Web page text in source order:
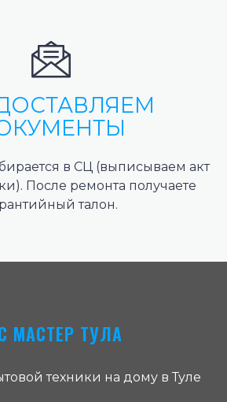
в СЦ (выписываем акт
После ремонта получаете
талон.
МАСТЕР ТУЛА
техники на дому в Туле